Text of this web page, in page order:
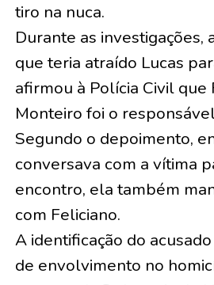
tiro na nuca.
Durante as investigações,
que teria atraído Lucas
afirmou à Polícia Civil que
Monteiro foi o
Segundo o depoimento,
conversava com a vítima
encontro, ela também
com Feliciano.
A identificação do
de envolvimento no